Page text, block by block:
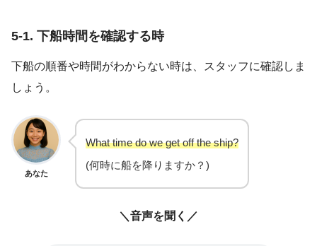
5-1. 下船時間を確認する時
下船の順番や時間がわからない時は、スタッフに確認しま
しょう。
あなた
What time do we get off the ship?
(何時に船を降りますか？)
＼音声を聞く／